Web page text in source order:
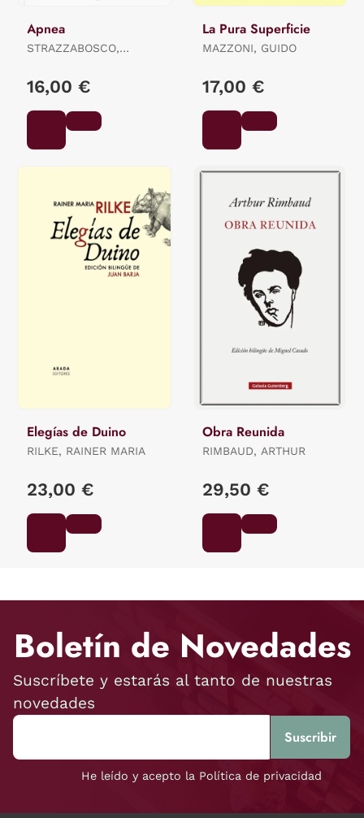
Apnea
STRAZZABOSCO,
16,00 €
La Pura Superficie
MAZZONI, GUIDO
17,00 €
Elegías de Duino
RILKE, RAINER MARIA
23,00 €
Obra Reunida
RIMBAUD, ARTHUR
29,50 €
Boletín de Novedades
Suscríbete y estarás al tanto de nuestras
novedades
He leído y acepto la Política de privacidad